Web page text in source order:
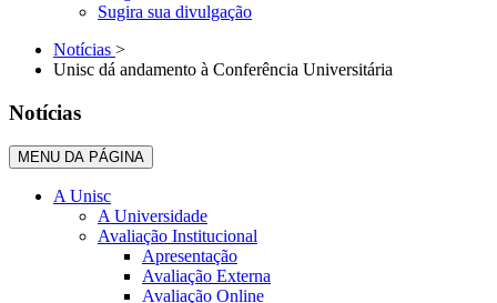
Sugira sua divulgação
Notícias >
Unisc dá andamento à Conferência Universitária
Notícias
MENU DA PÁGINA
A Unisc
A Universidade
Avaliação Institucional
Apresentação
Avaliação Externa
Avaliação Online